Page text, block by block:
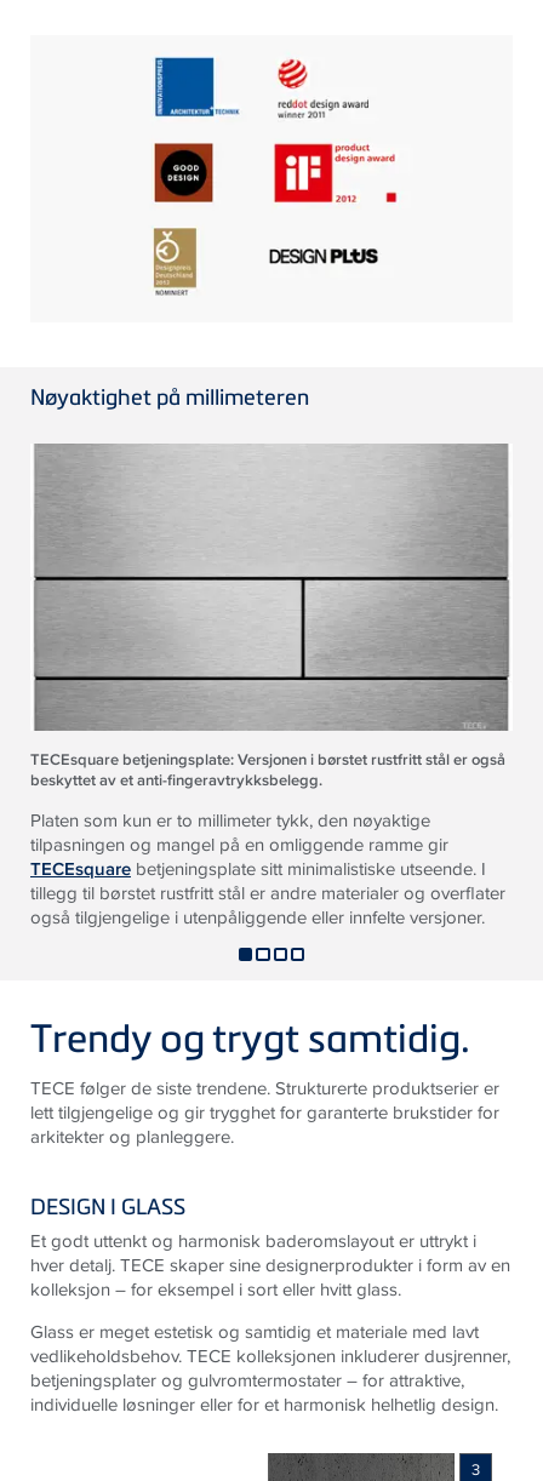
Nøyaktighet på millimeteren
TECEsquare betjeningsplate: Versjonen i børstet rustfritt stål er også
beskyttet av et anti-fingeravtrykksbelegg.
Platen som kun er to millimeter tykk, den nøyaktige
tilpasningen og mangel på en omliggende ramme gir
TECEsquare betjeningsplate sitt minimalistiske utseende. I
tillegg til børstet rustfritt stål er andre materialer og overflater
også tilgjengelige i utenpåliggende eller innfelte versjoner.
Trendy og trygt samtidig.
TECE følger de siste trendene. Strukturerte produktserier er
lett tilgjengelige og gir trygghet for garanterte brukstider for
arkitekter og planleggere.
DESIGN I GLASS
Et godt uttenkt og harmonisk baderomslayout er uttrykt i
hver detalj. TECE skaper sine designerprodukter i form av en
kolleksjon – for eksempel i sort eller hvitt glass.
Glass er meget estetisk og samtidig et materiale med lavt
vedlikeholdsbehov. TECE kolleksjonen inkluderer dusjrenner,
betjeningsplater og gulvromtermostater – for attraktive,
individuelle løsninger eller for et harmonisk helhetlig design.
3